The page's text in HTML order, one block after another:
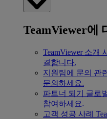
TeamViewer에
TeamViewer 소개
결합니다.
지원팀에 문의 관
문의하세요.
파트너 되기
글로
참여하세요.
고객 성공 사례